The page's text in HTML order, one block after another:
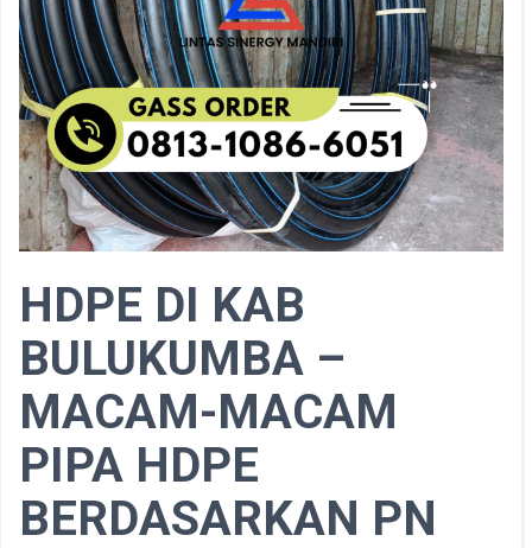
HDPE DI KAB
BULUKUMBA –
MACAM-MACAM
PIPA HDPE
BERDASARKAN PN